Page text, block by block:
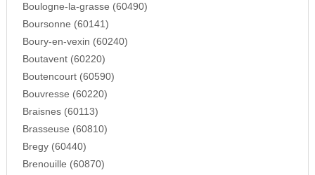
Boulogne-la-grasse (60490)
Boursonne (60141)
Boury-en-vexin (60240)
Boutavent (60220)
Boutencourt (60590)
Bouvresse (60220)
Braisnes (60113)
Brasseuse (60810)
Bregy (60440)
Brenouille (60870)